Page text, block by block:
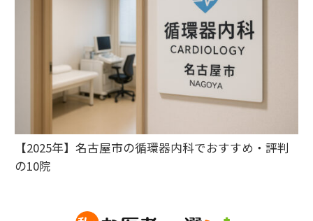
【2025年】名古屋市の循環器内科でおすすめ・評判
の10院